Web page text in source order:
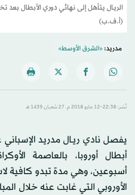
الريـال يتأهل إلى نهائي دوري الأبطال بعد
(أ.ف.ب)
مدريد:«الشرق الأوسط»
نُشر: 22:38-12 مايو 2018 م ـ 27 شَعبان 1439 هـ
يفصل نادي ريـال مدريد
أبطال أوروبا، بالعاصمة
أسبوعين، وهي مدة تبدو كافية
الأوروبي التي غابت عنه خلال